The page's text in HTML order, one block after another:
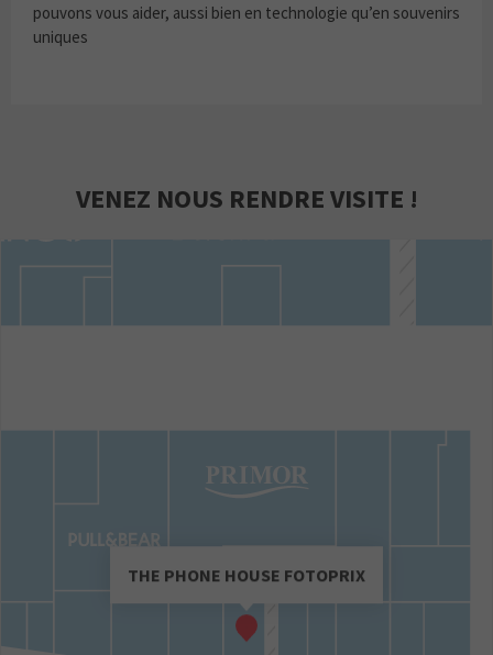
pouvons vous aider, aussi bien en technologie qu’en souvenirs
uniques
VENEZ NOUS RENDRE VISITE !
THE PHONE HOUSE FOTOPRIX